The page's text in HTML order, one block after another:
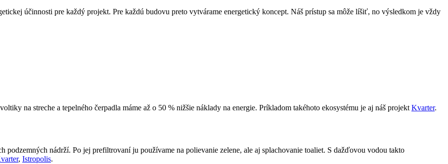
účinnosti pre každý projekt. Pre každú budovu preto vytvárame energetický koncept. Náš prístup sa môže líšiť, no výsledkom je vždy
na streche a tepelného čerpadla máme až o 50 % nižšie náklady na energie. Príkladom takéhoto ekosystému je aj náš projekt Kvarter.
nádrží. Po jej prefiltrovaní ju používame na polievanie zelene, ale aj splachovanie toaliet. ​​S dažďovou vodou takto
, Istropolis.